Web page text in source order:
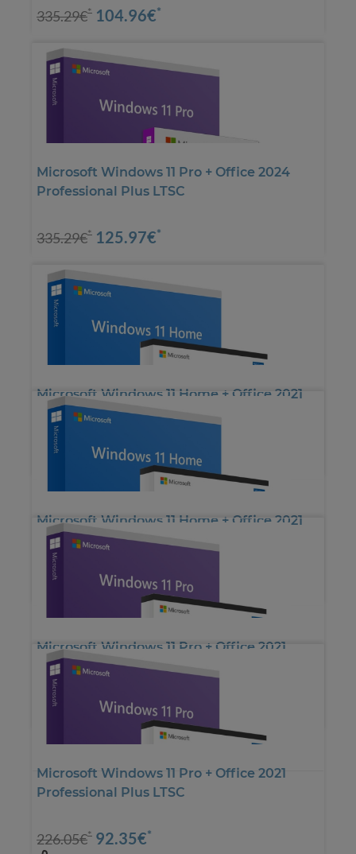
335.29€* 104.96€*
Microsoft Windows 11 Pro + Office 2024
Professional Plus LTSC
335.29€* 125.97€*
Microsoft Windows 11 Home + Office 2021
Home & Student
49.58€*
Microsoft Windows 11 Home + Office 2021
Home & Business
62.18€*
Microsoft Windows 11 Pro + Office 2021
Standard LTSC
79.75€*
Microsoft Windows 11 Pro + Office 2021
Professional Plus LTSC
226.05€* 92.35€*